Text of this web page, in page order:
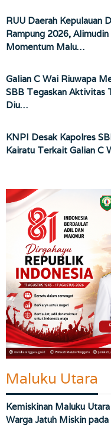
RUU Daerah Kepulauan
Rampung 2026,
Momentum Malu…
Galian C Wai Riuwapa
SBB Tegaskan Aktivitas
Diu…
KNPI Desak Kapolres
Kairatu Terkait Galian C
Maluku Utara
Kemiskinan Maluku
Warga Jatuh Miskin